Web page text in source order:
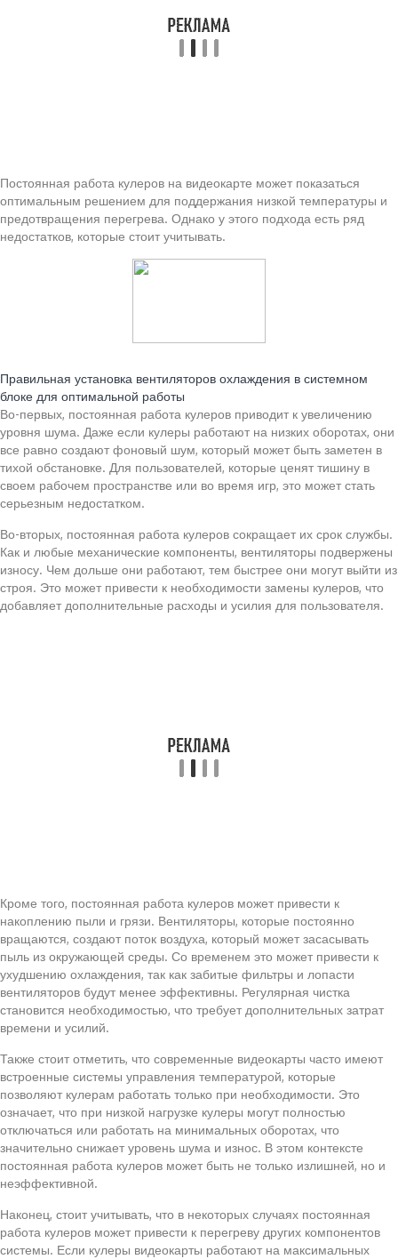
Постоянная работа кулеров на видеокарте может показаться
оптимальным решением для поддержания низкой температуры и
предотвращения перегрева. Однако у этого подхода есть ряд
недостатков, которые стоит учитывать.
Правильная установка вентиляторов охлаждения в системном
блоке для оптимальной работы
Во-первых, постоянная работа кулеров приводит к увеличению
уровня шума. Даже если кулеры работают на низких оборотах, они
все равно создают фоновый шум, который может быть заметен в
тихой обстановке. Для пользователей, которые ценят тишину в
своем рабочем пространстве или во время игр, это может стать
серьезным недостатком.
Во-вторых, постоянная работа кулеров сокращает их срок службы.
Как и любые механические компоненты, вентиляторы подвержены
износу. Чем дольше они работают, тем быстрее они могут выйти из
строя. Это может привести к необходимости замены кулеров, что
добавляет дополнительные расходы и усилия для пользователя.
Кроме того, постоянная работа кулеров может привести к
накоплению пыли и грязи. Вентиляторы, которые постоянно
вращаются, создают поток воздуха, который может засасывать
пыль из окружающей среды. Со временем это может привести к
ухудшению охлаждения, так как забитые фильтры и лопасти
вентиляторов будут менее эффективны. Регулярная чистка
становится необходимостью, что требует дополнительных затрат
времени и усилий.
Также стоит отметить, что современные видеокарты часто имеют
встроенные системы управления температурой, которые
позволяют кулерам работать только при необходимости. Это
означает, что при низкой нагрузке кулеры могут полностью
отключаться или работать на минимальных оборотах, что
значительно снижает уровень шума и износ. В этом контексте
постоянная работа кулеров может быть не только излишней, но и
неэффективной.
Наконец, стоит учитывать, что в некоторых случаях постоянная
работа кулеров может привести к перегреву других компонентов
системы. Если кулеры видеокарты работают на максимальных